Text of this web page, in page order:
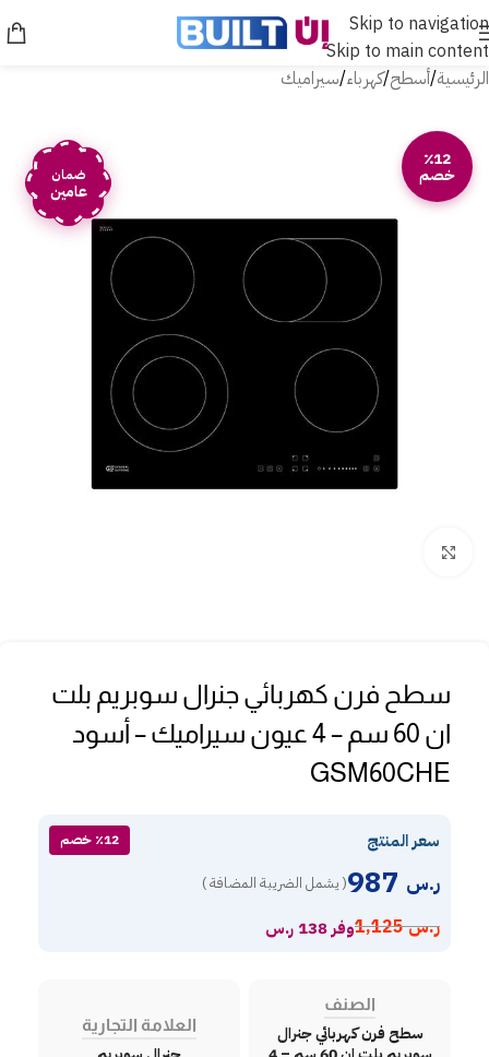
Skip to navigation
Skip to main content
الرئيسية/أسطح/كهرباء/سيراميك
٪12
خصم ضمان
عامين
سطح فرن كهربائي جنرال سوبريم بلت
ان 60 سم – 4 عيون سيراميك – أسود
GSM60CHE
سعر المنتج ٪12 خصم
ر.س ( يشمل الضريبة المضافة )
ر.س1,125 وفر 138 ر.س
الصنف
سطح فرن كهربائي جنرال
العلامة التجارية